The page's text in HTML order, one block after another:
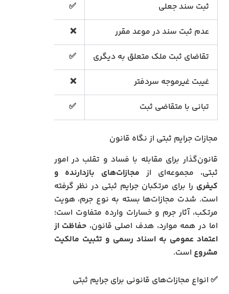
ثبت سند جعلی
✅
عدم ثبت سند در موعد مقرر
❌
تقاضای ثبت ملک متعلق به دیگری
✅
غیبت غیرموجه سردفتر
❌
تبانی با متقاضی ثبت
✅
مجازات جرایم ثبتی از نگاه قانون
قانون‌گذار برای مقابله با فساد و تقلب در امور
ثبتی، مجموعه‌ای از مجازات‌های بازدارنده و
کیفری را برای مرتکبان جرایم ثبتی در نظر گرفته
است. شدت مجازات‌ها بسته به نوع جرم، هویت
مرتکب، آثار جرم و خسارات وارده متفاوت است؛
اما در همه موارد، هدف اصلی قانون، حفاظت از
اعتماد عمومی به اسناد رسمی و تثبیت مالکیت
مشروع است.
✅ انواع مجازات‌های قانونی برای جرایم ثبتی